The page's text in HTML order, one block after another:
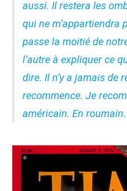
aussi. Il restera les
qui ne m’appartiendra
passe la moitié de
l’autre à expliquer ce
dire. Il n’y a jamais de
recommence. Je
américain. En